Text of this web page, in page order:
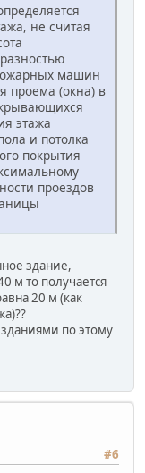
не считая
машин
проема (окна) в
этажа
и потолка
покрытия
проездов
здание,
м то получается
20 м (как
по этому
#6